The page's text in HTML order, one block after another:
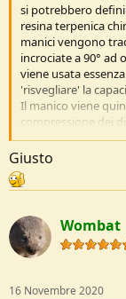
si potrebbero
resina terpenica
manici vengono
incrociate a 90°
viene usata
'risvegliare' la
Il manico viene
compressione dei
procede con la
evaporare tutte le
dischetti l'uno
termoplastiche della
foggia che si vuole
Giusto
Wombat
16 Novembre 2020